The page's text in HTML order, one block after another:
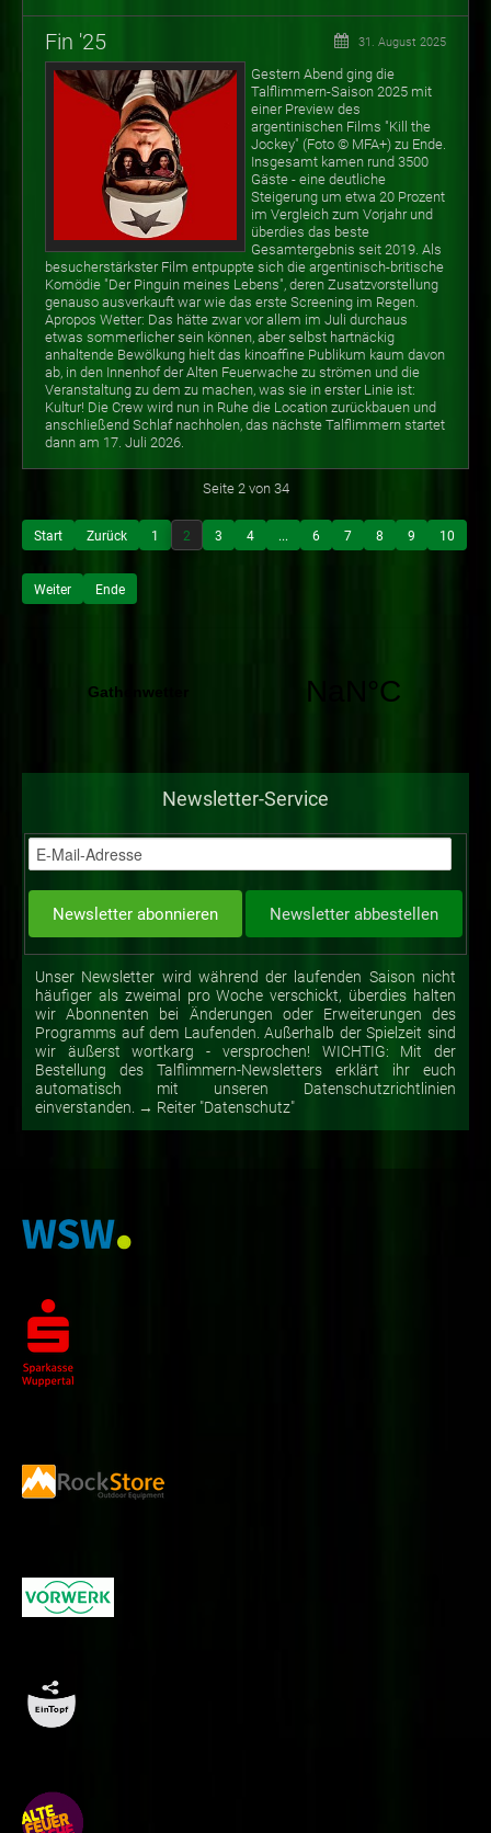
Fin '25 31. August 2025
Gestern Abend ging die
Talflimmern-Saison 2025 mit
einer Preview des
argentinischen Films "Kill the
Jockey" (Foto © MFA+) zu Ende.
Insgesamt kamen rund 3500
Gäste - eine deutliche
Steigerung um etwa 20 Prozent
im Vergleich zum Vorjahr und
überdies das beste
Gesamtergebnis seit 2019. Als
besucherstärkster Film entpuppte sich die argentinisch-britische
Komödie "Der Pinguin meines Lebens", deren Zusatzvorstellung
genauso ausverkauft war wie das erste Screening im Regen.
Apropos Wetter: Das hätte zwar vor allem im Juli durchaus
etwas sommerlicher sein können, aber selbst hartnäckig
anhaltende Bewölkung hielt das kinoaffine Publikum kaum davon
ab, in den Innenhof der Alten Feuerwache zu strömen und die
Veranstaltung zu dem zu machen, was sie in erster Linie ist:
Kultur! Die Crew wird nun in Ruhe die Location zurückbauen und
anschließend Schlaf nachholen, das nächste Talflimmern startet
dann am 17. Juli 2026.
Seite 2 von 34
Start Zurück 1 2 3 4 ... 6 7 8 9 10
Weiter Ende
Newsletter-Service
Unser Newsletter wird während der laufenden Saison nicht
häufiger als zweimal pro Woche verschickt, überdies halten
wir Abonnenten bei Änderungen oder Erweiterungen des
Programms auf dem Laufenden. Außerhalb der Spielzeit sind
wir äußerst wortkarg - versprochen! WICHTIG: Mit der
Bestellung des Talflimmern-Newsletters erklärt ihr euch
automatisch mit unseren Datenschutzrichtlinien
einverstanden. → Reiter "Datenschutz"